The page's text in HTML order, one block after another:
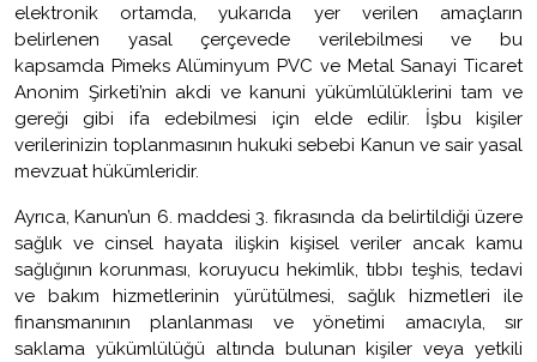
elektronik ortamda, yukarıda yer verilen amaçların
belirlenen yasal çerçevede verilebilmesi ve bu
kapsamda Pimeks Alüminyum PVC ve Metal Sanayi Ticaret
Anonim Şirketi’nin akdi ve kanuni yükümlülüklerini tam ve
gereği gibi ifa edebilmesi için elde edilir. İşbu kişiler
verilerinizin toplanmasının hukuki sebebi Kanun ve sair yasal
mevzuat hükümleridir.
Ayrıca, Kanun’un 6. maddesi 3. fıkrasında da belirtildiği üzere
sağlık ve cinsel hayata ilişkin kişisel veriler ancak kamu
sağlığının korunması, koruyucu hekimlik, tıbbı teşhis, tedavi
ve bakım hizmetlerinin yürütülmesi, sağlık hizmetleri ile
finansmanının planlanması ve yönetimi amacıyla, sır
saklama yükümlülüğü altında bulunan kişiler veya yetkili